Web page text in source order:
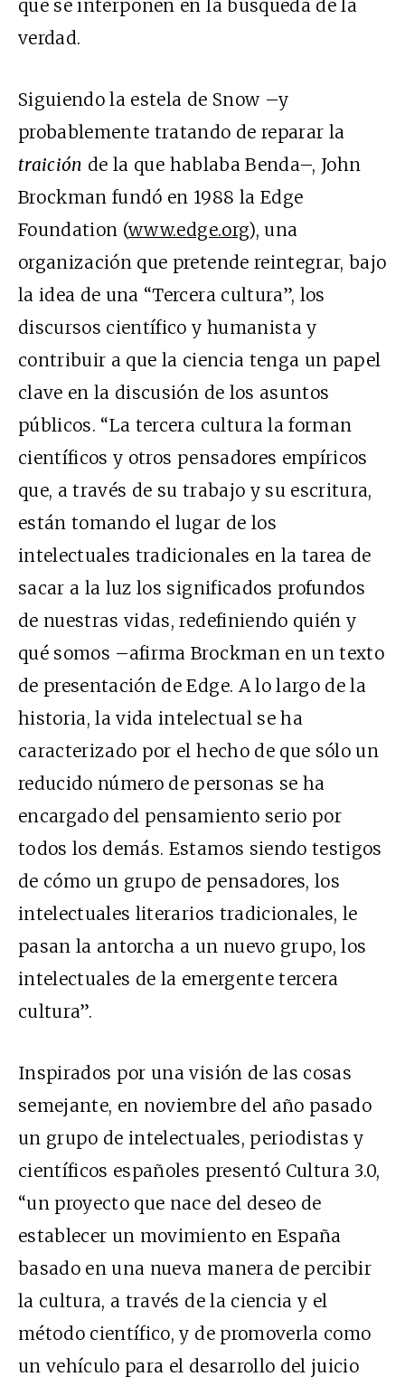
que se interponen en la búsqueda de la
verdad.
Siguiendo la estela de Snow –y
probablemente tratando de reparar la
traición de la que hablaba Benda–, John
Brockman fundó en 1988 la Edge
Foundation (www.edge.org), una
organización que pretende reintegrar, bajo
la idea de una “Tercera cultura”, los
discursos científico y humanista y
contribuir a que la ciencia tenga un papel
clave en la discusión de los asuntos
públicos. “La tercera cultura la forman
científicos y otros pensadores empíricos
que, a través de su trabajo y su escritura,
están tomando el lugar de los
intelectuales tradicionales en la tarea de
sacar a la luz los significados profundos
de nuestras vidas, redefiniendo quién y
qué somos –afirma Brockman en un texto
de presentación de Edge. A lo largo de la
historia, la vida intelectual se ha
caracterizado por el hecho de que sólo un
reducido número de personas se ha
encargado del pensamiento serio por
todos los demás. Estamos siendo testigos
de cómo un grupo de pensadores, los
intelectuales literarios tradicionales, le
pasan la antorcha a un nuevo grupo, los
intelectuales de la emergente tercera
cultura”.
Inspirados por una visión de las cosas
semejante, en noviembre del año pasado
un grupo de intelectuales, periodistas y
científicos españoles presentó Cultura 3.0,
“un proyecto que nace del deseo de
establecer un movimiento en España
basado en una nueva manera de percibir
la cultura, a través de la ciencia y el
método científico, y de promoverla como
un vehículo para el desarrollo del juicio